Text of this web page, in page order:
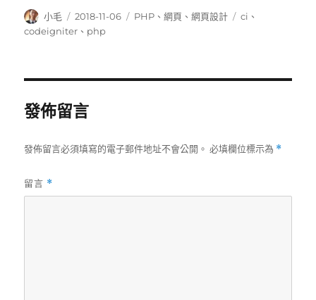
作
者
小毛
發
佈
2018-11-06
分
PHP 、網頁 、網頁設計
標
ci 、
codeigniter 、 php
發佈留言
發佈留言必須填寫的電子郵件地址不會公開。 必填欄位標示為 *
留言 *